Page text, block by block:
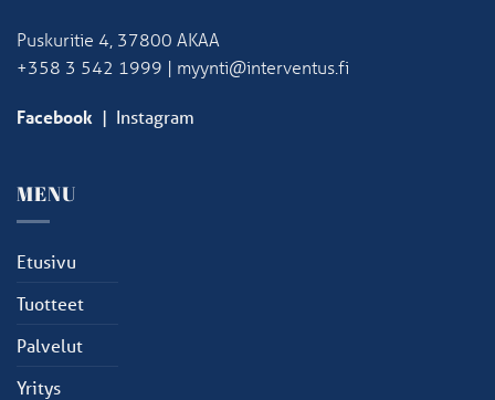
Puskuritie 4, 37800 AKAA
+358 3 542 1999 | myynti@interventus.fi
Facebook | Instagram
MENU
Etusivu
Tuotteet
Palvelut
Yritys